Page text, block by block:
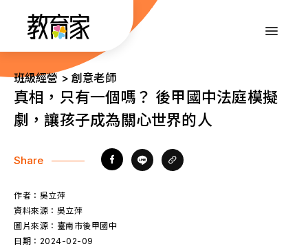
內
::: 班級經營 > 創意老師
真相，只有一個嗎？ 後甲國中法庭模擬
劇，讓孩子成為關心世界的人
Share
作者： 吳立萍
資料來源： 吳立萍
圖片來源： 臺南市後甲國中
日期： 2024-02-09